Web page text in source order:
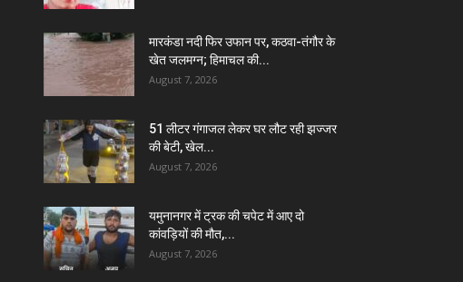
मारकंडा नदी फिर उफान पर, कठवा-तंगौर के
खेत जलमग्न; हिमाचल की...
August 7, 2026
51 लीटर गंगाजल लेकर घर लौट रही झज्जर
की बेटी, खेल...
August 7, 2026
यमुनानगर में ट्रक की चपेट में आए दो
कांवड़ियों की मौत,...
August 7, 2026